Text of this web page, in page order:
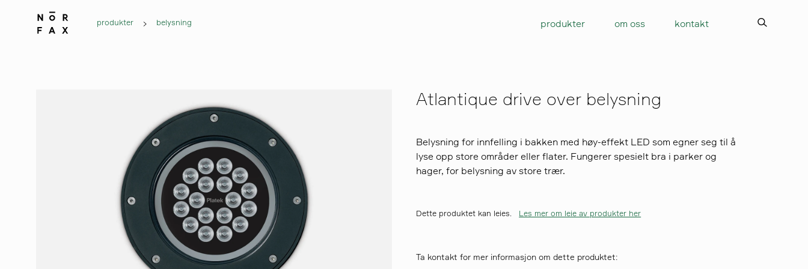
produkter belysning produkter om oss kontakt
Atlantique drive over belysning
Belysning for innfelling i bakken med høy-effekt LED som egner seg til å
lyse opp store områder eller flater. Fungerer spesielt bra i parker og
hager, for belysning av store trær.
Dette produktet kan leies. Les mer om leie av produkter her
Ta kontakt for mer informasjon om dette produktet: